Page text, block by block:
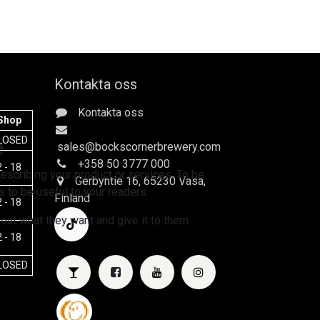
- 18
- 18
- 18
Kontakta oss
Kontakta oss
sales@bockscornerbrewery.com
+358 50 3777 000
Gerbyntie 16, 65230 Vasa,
Finland
your product or services. To be
to be useful to your readers.
what they want and give it to them.